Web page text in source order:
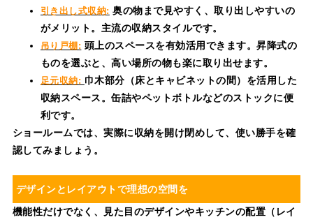
引き出し式収納: 奥の物まで見やすく、取り出しやすいの
がメリット。主流の収納スタイルです。
吊り戸棚: 頭上のスペースを有効活用できます。昇降式の
ものを選ぶと、高い場所の物も楽に取り出せます。
足元収納: 巾木部分（床とキャビネットの間）を活用した
収納スペース。缶詰やペットボトルなどのストックに便
利です。
ショールームでは、実際に収納を開け閉めして、使い勝手を確
認してみましょう。
デザインとレイアウトで理想の空間を
機能性だけでなく、見た目のデザインやキッチンの配置（レイ